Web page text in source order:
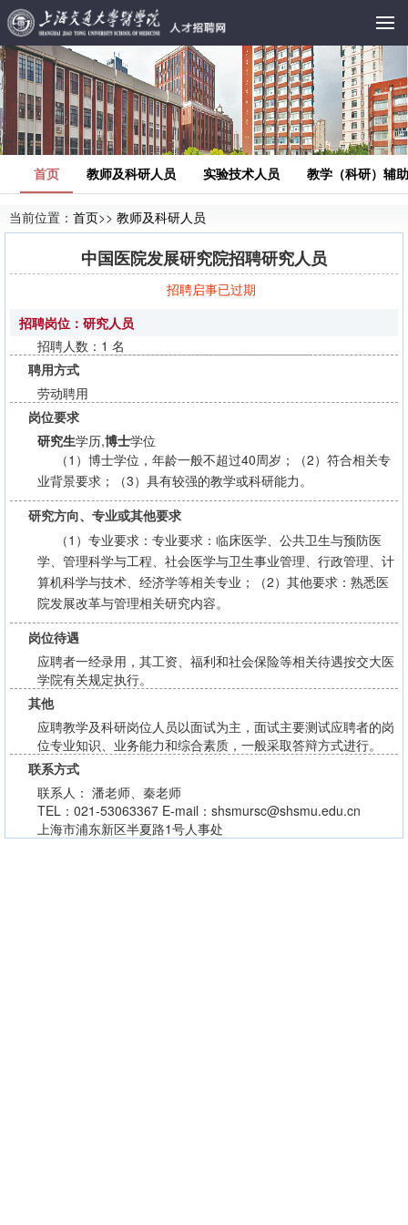
首页 教师及科研人员 实验技术人员 教学（科研）辅
当前位置： 首页>> 教师及科研人员
中国医院发展研究院招聘研究人员
招聘启事已过期
招聘岗位：研究人员
招聘人数：1 名
聘用方式
劳动聘用
岗位要求
研究生学历,博士学位
（1）博士学位，年龄一般不超过40周岁；（2）符合相关专
业背景要求；（3）具有较强的教学或科研能力。
研究方向、专业或其他要求
（1）专业要求：专业要求：临床医学、公共卫生与预防医
学、管理科学与工程、社会医学与卫生事业管理、行政管理、计
算机科学与技术、经济学等相关专业；（2）其他要求：熟悉医
院发展改革与管理相关研究内容。
岗位待遇
应聘者一经录用，其工资、福利和社会保险等相关待遇按交大医
学院有关规定执行。
其他
应聘教学及科研岗位人员以面试为主，面试主要测试应聘者的岗
位专业知识、业务能力和综合素质，一般采取答辩方式进行。
联系方式
联系人： 潘老师、秦老师
TEL：021-53063367 E-mail：shsmursc@shsmu.edu.cn
上海市浦东新区半夏路1号人事处